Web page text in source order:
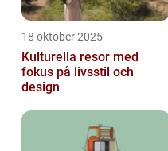
18 oktober 2025
Kulturella resor med
fokus på livsstil och
design